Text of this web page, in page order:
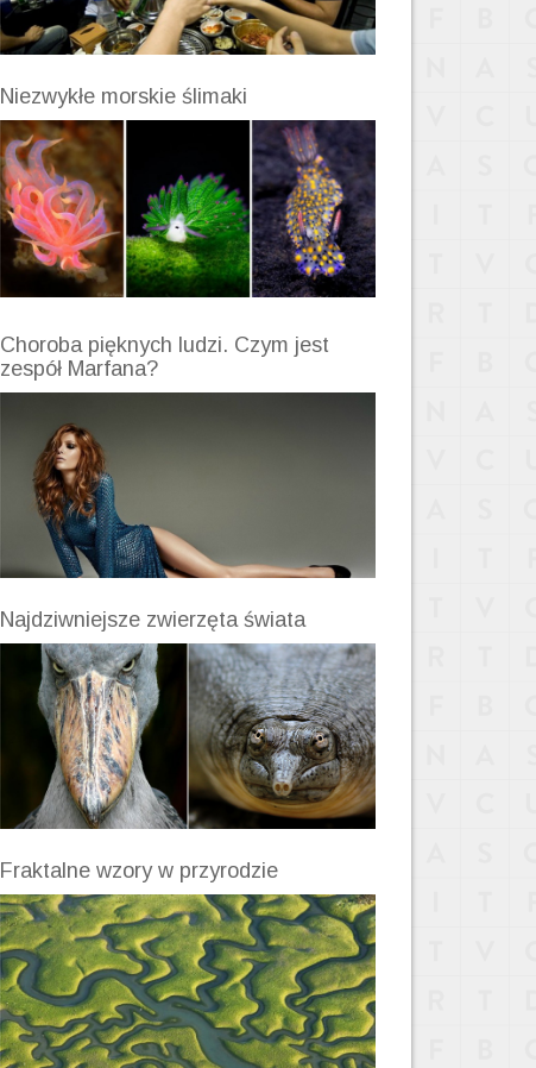
Niezwykłe morskie ślimaki
Choroba pięknych ludzi. Czym jest
zespół Marfana?
Najdziwniejsze zwierzęta świata
Fraktalne wzory w przyrodzie